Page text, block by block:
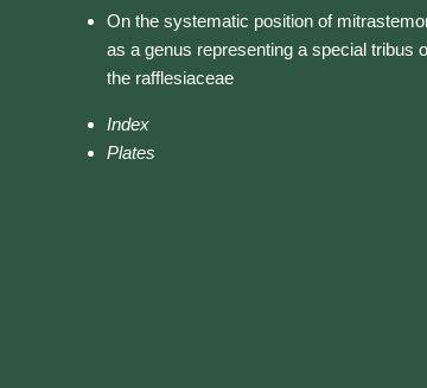
On the systematic position of
as a genus representing a special tribus
the rafflesiaceae
Index
Plates